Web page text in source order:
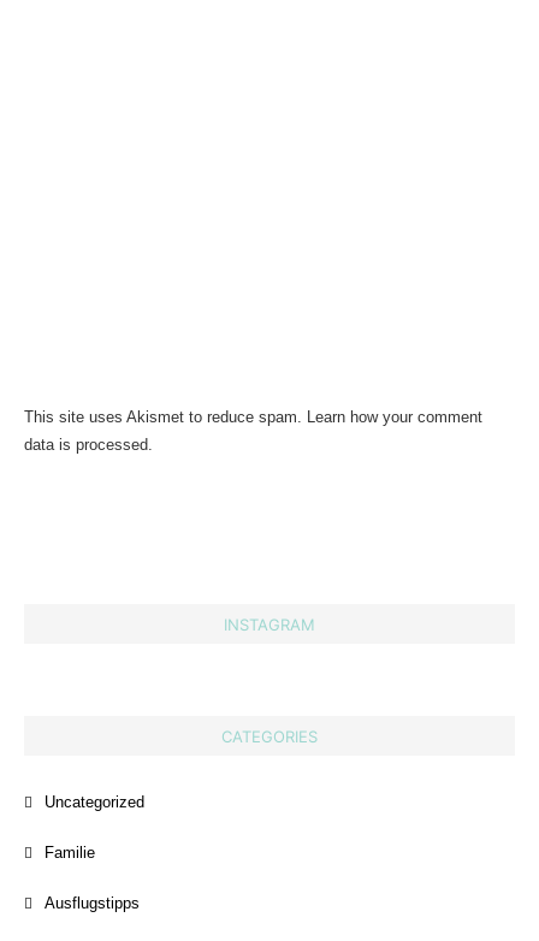
This site uses Akismet to reduce spam. Learn how your comment
data is processed.
INSTAGRAM
CATEGORIES
Uncategorized
Familie
Ausflugstipps